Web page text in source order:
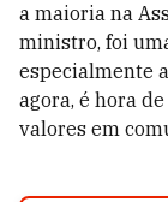
a maioria na
ministro, foi
especialmente
agora, é hora
valores em